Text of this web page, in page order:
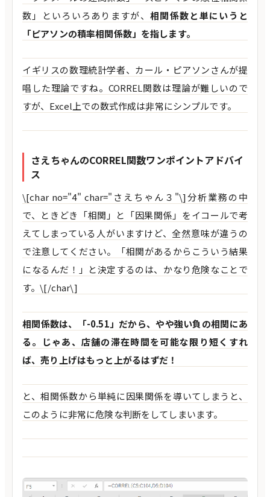
数」といろいろありますが、相関係数と単にいうと
「ピアソンの積率相関係数」を指します。
イギリスの数理統計学者、カール・ピアソンさんが提
唱した理論ですね。CORREL関数は理論が難しいので
すが、Excel上での数式作成は非常にシンプルです。
さえちゃんのCORREL関数ワンポイントアドバイ
ス
\[char no="4" char="さえちゃん３"\]分析業務の中
で、ときどき「相関」と「因果関係」をイコールで考
えてしまっている人がいますけど、全然意味が違うの
で注意してください。「相関があるからこういう結果
になるんだ！」と決定するのは、かなり危険なことで
す。\[/char\]
相関係数は、「-0.51」だから、やや強い負の相関にあ
る。じゃあ、店舗の滞在時間を可能な限り短くすれ
ば、売り上げはもっと上がるはずだ！
と、相関係数から単純に因果関係を導いてしまうと、
このように非常に危険な判断をしてしまいます。